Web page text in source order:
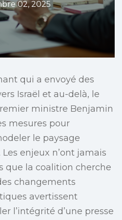
02, 2025
qui a envoyé des
Israël et au-delà, le
ministre Benjamin
mesures pour
le paysage
enjeux n’ont jamais
que la coalition cherche
changements
avertissent
l’intégrité d’une presse